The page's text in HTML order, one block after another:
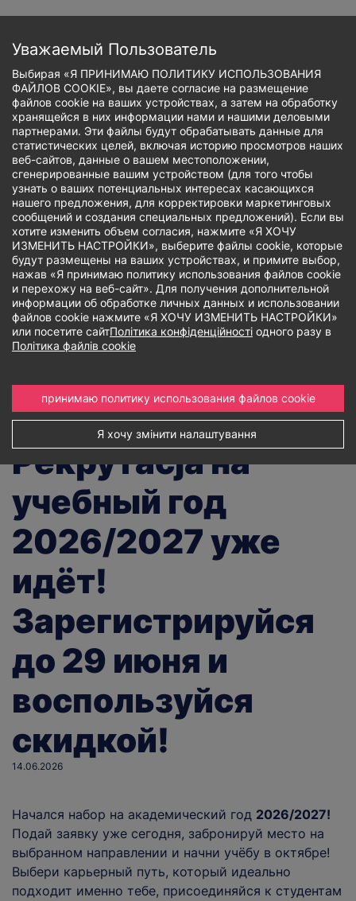
main
content
Breadcrumb
Рекрутacja на
учебный год
2026/2027 уже
идёт!
Зарегистрируйся
до 29 июня и
воспользуйся
скидкой!
14.06.2026
Начался набор на академический год 2026/2027!
Подай заявку уже сегодня, забронируй место на
выбранном направлении и начни учёбу в октябре!
Выбери карьерный путь, который идеально
подходит именно тебе, присоединяйся к студентам
Уважаемый Пользователь
Выбирая «Я ПРИНИМАЮ ПОЛИТИКУ ИСПОЛЬЗОВАНИЯ
ФАЙЛОВ COOKIE», вы даете согласие на размещение
файлов cookie на ваших устройствах, а затем на обработку
хранящейся в них информации нами и нашими деловыми
партнерами. Эти файлы будут обрабатывать данные для
статистических целей, включая историю просмотров наших
веб-сайтов, данные о вашем местоположении,
сгенерированные вашим устройством (для того чтобы
узнать о ваших потенциальных интересах касающихся
нашего предложения, для корректировки маркетинговых
сообщений и создания специальных предложений). Если вы
хотите изменить объем согласия, нажмите «Я ХОЧУ
ИЗМЕНИТЬ НАСТРОЙКИ», выберите файлы cookie, которые
будут размещены на ваших устройствах, и примите выбор,
нажав «Я принимаю политику использования файлов cookie
и перехожу на веб-сайт». Для получения дополнительной
информации об обработке личных данных и использовании
файлов cookie нажмите «Я ХОЧУ ИЗМЕНИТЬ НАСТРОЙКИ»
или посетите сайтПолітика конфіденційності одного разу в
Політика файлів cookie
принимаю политику использования файлов cookie